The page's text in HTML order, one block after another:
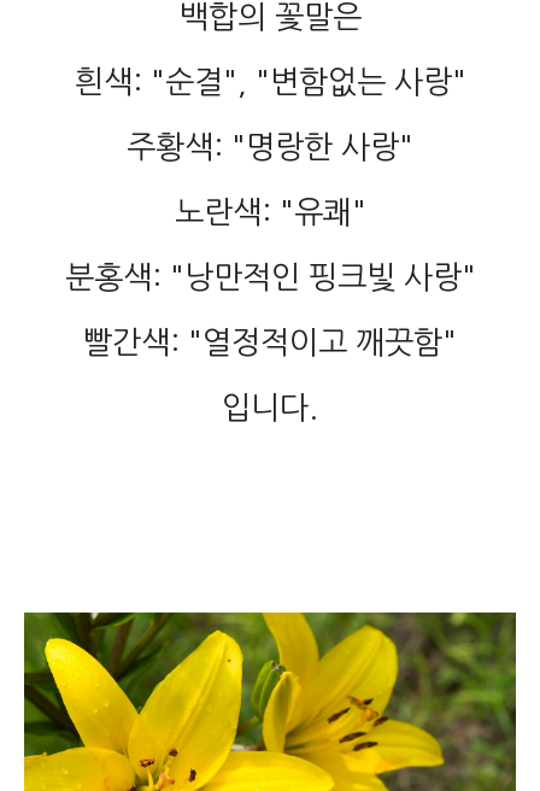
백합의 꽃말은
흰색: "순결", "변함없는 사랑"
주황색: "명랑한 사랑"
노란색: "유쾌"
분홍색: "낭만적인 핑크빛 사랑"
빨간색: "열정적이고 깨끗함"
입니다.